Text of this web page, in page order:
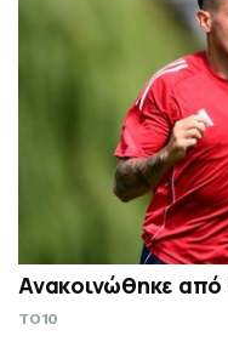
Ανακοινώθηκε από
TO10